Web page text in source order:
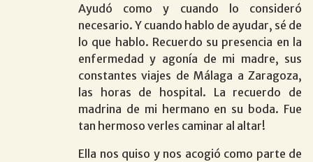
Ayudó como y cuando lo consideró
necesario. Y cuando hablo de ayudar, sé de
lo que hablo. Recuerdo su presencia en la
enfermedad y agonía de mi madre, sus
constantes viajes de Málaga a Zaragoza,
las horas de hospital. La recuerdo de
madrina de mi hermano en su boda. Fue
tan hermoso verles caminar al altar!
Ella nos quiso y nos acogió como parte de